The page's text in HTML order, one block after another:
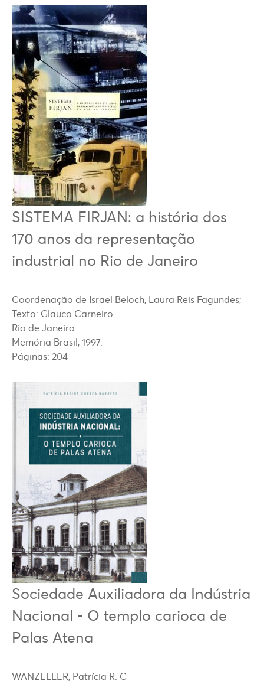
SISTEMA FIRJAN: a história dos
170 anos da representação
industrial no Rio de Janeiro
Coordenação de Israel Beloch, Laura Reis Fagundes;
Texto: Glauco Carneiro
Rio de Janeiro
Memória Brasil, 1997.
Páginas: 204
Sociedade Auxiliadora da Indústria
Nacional - O templo carioca de
Palas Atena
WANZELLER, Patrícia R. C